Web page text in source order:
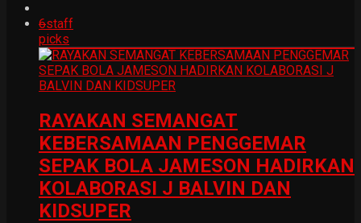
6staff
picks
RAYAKAN SEMANGAT
KEBERSAMAAN PENGGEMAR
SEPAK BOLA JAMESON HADIRKAN
KOLABORASI J BALVIN DAN
KIDSUPER